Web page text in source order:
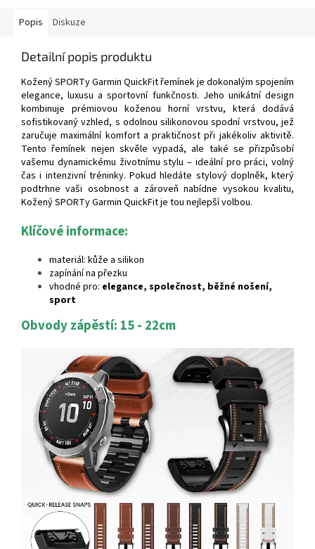
Popis Diskuze
Detailní popis produktu
Kožený SPORTy Garmin QuickFit řemínek je dokonalým spojením
elegance, luxusu a sportovní funkčnosti. Jeho unikátní design
kombinuje prémiovou koženou horní vrstvu, která dodává
sofistikovaný vzhled, s odolnou silikonovou spodní vrstvou, jež
zaručuje maximální komfort a praktičnost při jakékoliv aktivitě.
Tento řemínek nejen skvěle vypadá, ale také se přizpůsobí
vašemu dynamickému životnímu stylu – ideální pro práci, volný
čas i intenzivní tréninky. Pokud hledáte stylový doplněk, který
podtrhne vaši osobnost a zároveň nabídne vysokou kvalitu,
Kožený SPORTy Garmin QuickFit je tou nejlepší volbou.
Klíčové informace:
materiál: kůže a silikon
zapínání na přezku
vhodné pro: elegance, společnost, běžné nošení,
sport
Obvody zápěstí: 15 - 22cm